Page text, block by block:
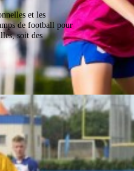
et les
de football pour
soit des